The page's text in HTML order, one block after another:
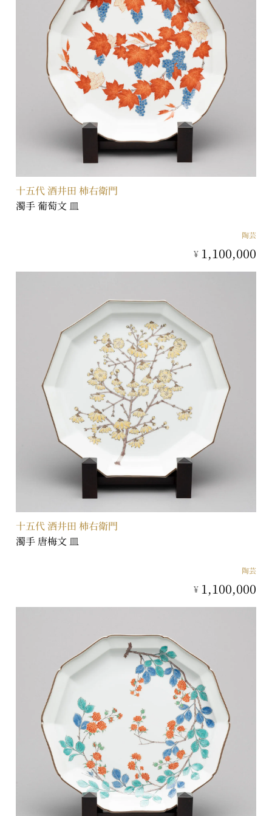
十五代 酒井田 柿右衛門
濁手 葡萄文 皿
陶芸
¥ 1,100,000
十五代 酒井田 柿右衛門
濁手 唐梅文 皿
陶芸
¥ 1,100,000